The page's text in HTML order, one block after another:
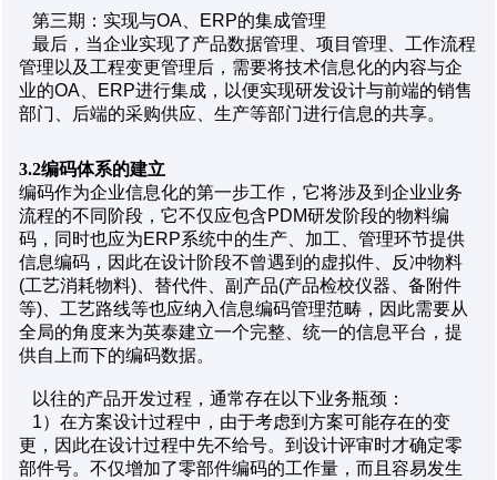
第三期：实现与OA、ERP的集成管理
最后，当企业实现了产品数据管理、项目管理、工作流程
管理以及工程变更管理后，需要将技术信息化的内容与企
业的OA、ERP进行集成，以便实现研发设计与前端的销售
部门、后端的采购供应、生产等部门进行信息的共享。
3.2编码体系的建立
编码作为企业信息化的第一步工作，它将涉及到企业业务
流程的不同阶段，它不仅应包含PDM研发阶段的物料编
码，同时也应为ERP系统中的生产、加工、管理环节提供
信息编码，因此在设计阶段不曾遇到的虚拟件、反冲物料
(工艺消耗物料)、替代件、副产品(产品检校仪器、备附件
等)、工艺路线等也应纳入信息编码管理范畴，因此需要从
全局的角度来为英泰建立一个完整、统一的信息平台，提
供自上而下的编码数据。
以往的产品开发过程，通常存在以下业务瓶颈：
1）在方案设计过程中，由于考虑到方案可能存在的变
更，因此在设计过程中先不给号。到设计评审时才确定零
部件号。不仅增加了零部件编码的工作量，而且容易发生